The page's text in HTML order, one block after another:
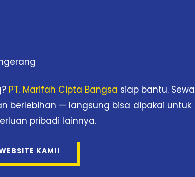
PT. Marifah Cipta Bangsa siap bantu. Sewa
berlebihan — langsung bisa dipakai untuk
pribadi lainnya.
KAMI!